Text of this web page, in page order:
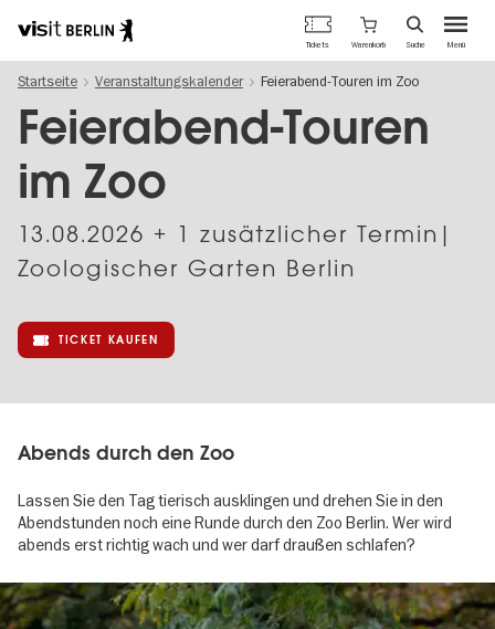
zum
Inhalt
Berlins
offizielles
Tourismusportal
Menü
Tickets Warenkorb Suche
Startseite Veranstaltungskalender Feierabend-Touren im Zoo
Feierabend-Touren
im Zoo
13.08.2026 + 1 zusätzlicher Termin|
Zoologischer Garten Berlin
TICKET KAUFEN
Abends durch den Zoo
Lassen Sie den Tag tierisch ausklingen und drehen Sie in den
Abendstunden noch eine Runde durch den Zoo Berlin. Wer wird
abends erst richtig wach und wer darf draußen schlafen?
Image
gallery